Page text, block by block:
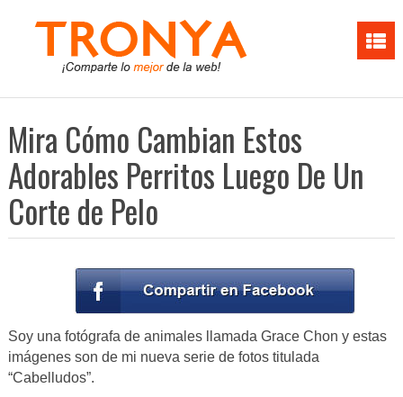
Mira Cómo Cambian Estos
Adorables Perritos Luego De Un
Corte de Pelo
Soy una fotógrafa de animales llamada Grace Chon y estas
imágenes son de mi nueva serie de fotos titulada
“Cabelludos”.